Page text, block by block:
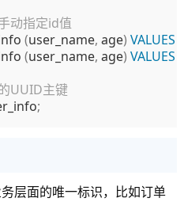
动指定id值
(user_name, age) VALUES
(user_name, age) VALUES
UUID主键
;
层面的唯一标识，比如订单